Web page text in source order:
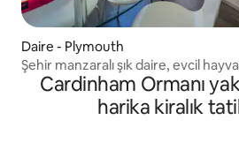
Daire - Plymouth
Şehir manzaralı şık daire, evcil
Cardinham Ormanı
harika kiralık